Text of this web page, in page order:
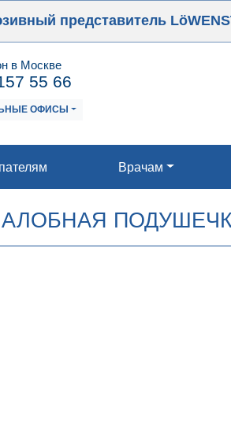
представитель
в Москве
55 66
ОФИСЫ
Врачам